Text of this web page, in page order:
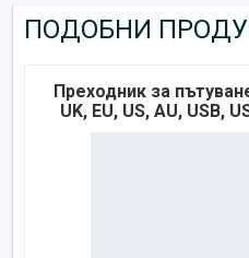
ПОДОБНИ
Преходник за
UK, EU, US, AU, USB,